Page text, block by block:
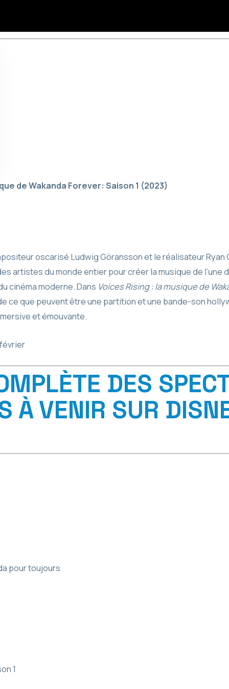
de Wakanda Forever: Saison 1 (2023)
oscarisé Ludwig Göransson et le réalisateur
artistes du monde entier pour créer la musique de l’une
cinéma moderne. Dans Voices Rising : la musique de
ce que peuvent être une partition et une bande-son
et émouvante.
DES
À VENIR SUR
pour toujours
1